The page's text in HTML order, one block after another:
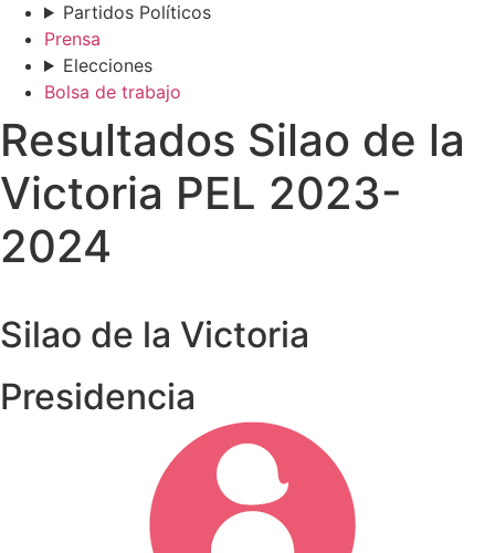
Partidos Políticos
Prensa
Elecciones
Bolsa de trabajo
Resultados Silao de la
Victoria PEL 2023-
2024
Silao de la Victoria
Presidencia